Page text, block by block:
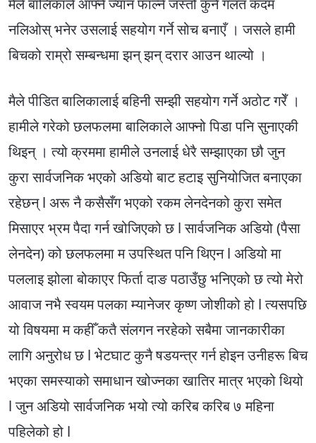
मैले बालिकाले आफ्नै ज्यान फाल्ने जस्तो कुनै गलत कदम
नलिओस् भनेर उसलाई सहयोग गर्ने सोच बनाएँ । जसले हामी
बिचको राम्रो सम्बन्धमा झन् झन् दरार आउन थाल्यो ।
मैले पीडित बालिकालाई बहिनी सम्झी सहयोग गर्ने अठोट गरेँ ।
हामीले गरेको छलफलमा बालिकाले आफ्नो पिडा पनि सुनाएकी
थिइन् । त्यो क्रममा हामीले उनलाई धेरै सम्झाएका छौ जुन
कुरा सार्वजनिक भएको अडियो बाट हटाइ सुनियोजित बनाएका
रहेछन् l अरू नै कसैसँग भएको रकम लेनदेनको कुरा समेत
मिसाएर भ्रम पैदा गर्न खोजिएको छ l सार्वजनिक अडियो (पैसा
लेनदेन) को छलफलमा म उपस्थित पनि थिएन l अडियो मा
पललाइ झोला बोकाएर फिर्ता दाङ पठाउँछु भनिएको छ त्यो मेरो
आवाज नभै स्वयम पलका म्यानेजर कृष्ण जोशीको हो l त्यसपछि
यो विषयमा म कहीँ कतै संलगन नरहेको सबैमा जानकारीका
लागि अनुरोध छ l भेटघाट कुनै षडयन्त्र गर्न होइन उनीहरू बिच
भएका समस्याको समाधान खोज्नका खातिर मात्र भएको थियो
l जुन अडियो सार्वजनिक भयो त्यो करिब करिब ७ महिना
पहिलेको हो l